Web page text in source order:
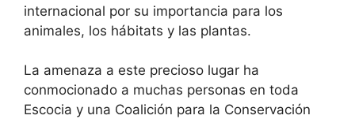
internacional por su importancia para los
animales, los hábitats y las plantas.
La amenaza a este precioso lugar ha
conmocionado a muchas personas en toda
Escocia y una Coalición para la Conservación